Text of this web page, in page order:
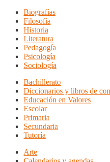
Biografías
Filosofía
Historia
Literatura
Pedagogía
Psicología
Sociología
Bachillerato
Diccionarios y libros de
Educación en Valores
Escolar
Primaria
Secundaria
Tutoría
Arte